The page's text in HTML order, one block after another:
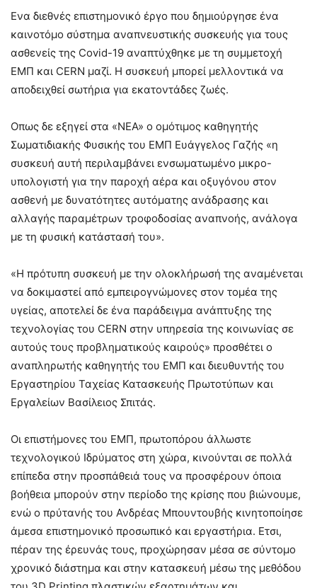
Ενα διεθνές επιστημονικό έργο που δημιούργησε ένα
καινοτόμο σύστημα αναπνευστικής συσκευής για τους
ασθενείς της Covid-19 αναπτύχθηκε με τη συμμετοχή
ΕΜΠ και CERN μαζί. Η συσκευή μπορεί μελλοντικά να
αποδειχθεί σωτήρια για εκατοντάδες ζωές.
Οπως δε εξηγεί στα «ΝΕΑ» ο ομότιμος καθηγητής
Σωματιδιακής Φυσικής του ΕΜΠ Ευάγγελος Γαζής «η
συσκευή αυτή περιλαμβάνει ενσωματωμένο μικρο-
υπολογιστή για την παροχή αέρα και οξυγόνου στον
ασθενή με δυνατότητες αυτόματης ανάδρασης και
αλλαγής παραμέτρων τροφοδοσίας αναπνοής, ανάλογα
με τη φυσική κατάστασή του».
«Η πρότυπη συσκευή με την ολοκλήρωσή της αναμένεται
να δοκιμαστεί από εμπειρογνώμονες στον τομέα της
υγείας, αποτελεί δε ένα παράδειγμα ανάπτυξης της
τεχνολογίας του CERN στην υπηρεσία της κοινωνίας σε
αυτούς τους προβληματικούς καιρούς» προσθέτει ο
αναπληρωτής καθηγητής του ΕΜΠ και διευθυντής του
Εργαστηρίου Ταχείας Κατασκευής Πρωτοτύπων και
Εργαλείων Βασίλειος Σπιτάς.
Οι επιστήμονες του ΕΜΠ, πρωτοπόρου άλλωστε
τεχνολογικού Ιδρύματος στη χώρα, κινούνται σε πολλά
επίπεδα στην προσπάθειά τους να προσφέρουν όποια
βοήθεια μπορούν στην περίοδο της κρίσης που βιώνουμε,
ενώ ο πρύτανής του Ανδρέας Μπουντουβής κινητοποίησε
άμεσα επιστημονικό προσωπικό και εργαστήρια. Ετσι,
πέραν της έρευνάς τους, προχώρησαν μέσα σε σύντομο
χρονικό διάστημα και στην κατασκευή μέσω της μεθόδου